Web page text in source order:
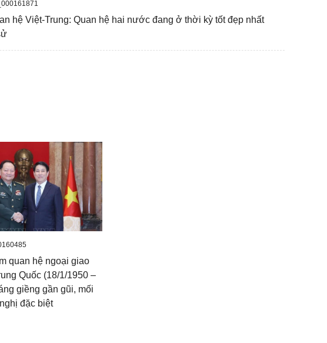
hệ Việt-Trung: Quan hệ hai nước đang ở thời kỳ tốt đẹp nhất
quan hệ ngoại giao
Quốc (18/1/1950 –
giềng gần gũi, mối
đặc biệt